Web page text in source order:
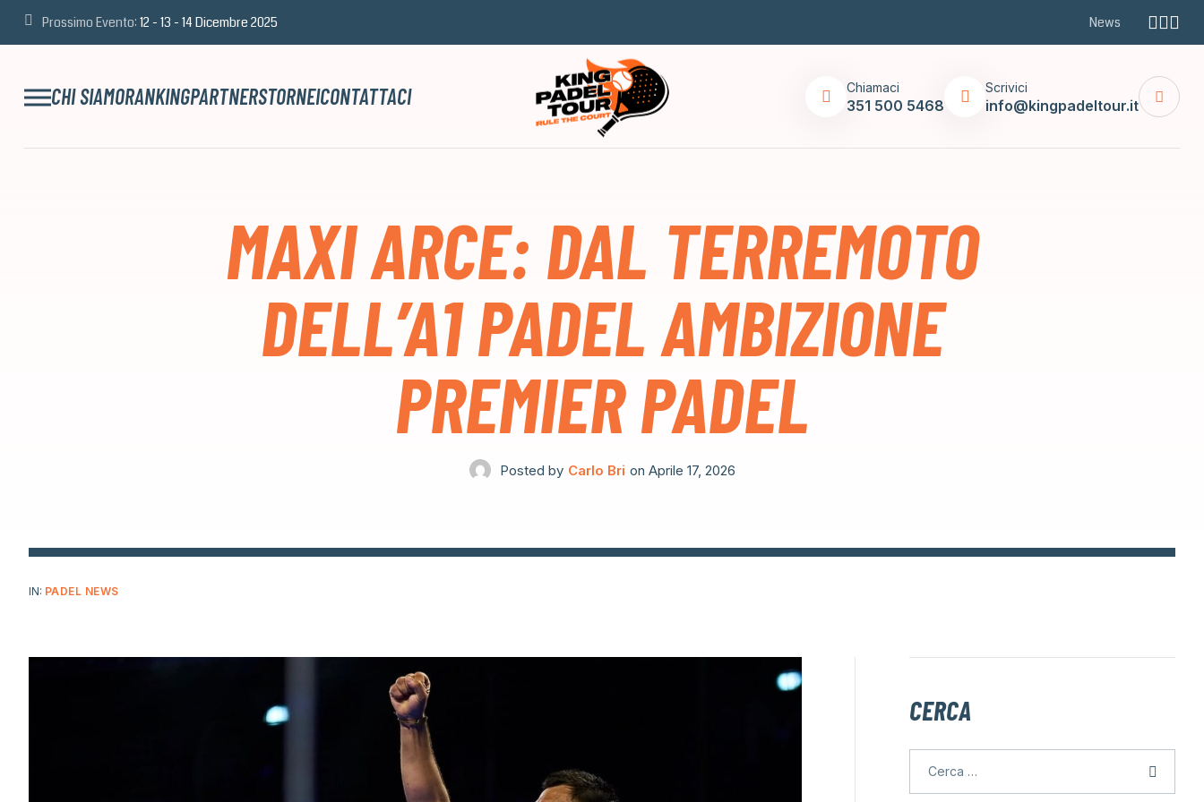
Prossimo Evento: 12 - 13 - 14 Dicembre 2025 News
CHI SIAMORANKINGPARTNERSTORNEICONTATTACI Chiamaci
351 500 5468
Scrivici
info@kingpadeltour.it
MAXI ARCE: DAL TERREMOTO
DELL’A1 PADEL AMBIZIONE
PREMIER PADEL
Posted by Carlo Bri on Aprile 17, 2026
IN: PADEL NEWS
CERCA